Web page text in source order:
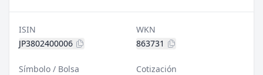
ISIN
JP3802400006
WKN
863731
Símbolo / Bolsa
Cotización